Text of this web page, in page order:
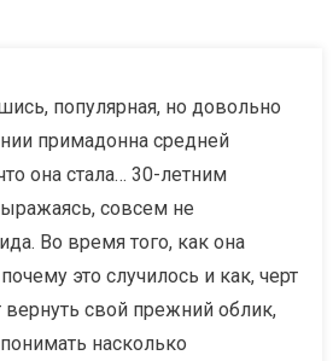
популярная, но довольно
примадонна средней
она стала… 30-летним
совсем не
Во время того, как она
это случилось и как, черт
свой прежний облик,
насколько